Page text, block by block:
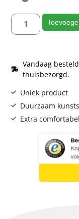
Vandaag
thuisbezorgd.
Uniek product
Duurzaam
Extra